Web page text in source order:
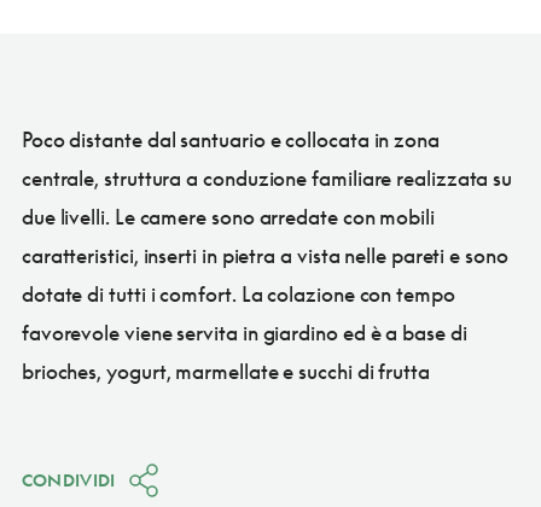
Poco distante dal santuario e collocata in zona
centrale, struttura a conduzione familiare realizzata su
due livelli. Le camere sono arredate con mobili
caratteristici, inserti in pietra a vista nelle pareti e sono
dotate di tutti i comfort. La colazione con tempo
favorevole viene servita in giardino ed è a base di
brioches, yogurt, marmellate e succhi di frutta
CONDIVIDI